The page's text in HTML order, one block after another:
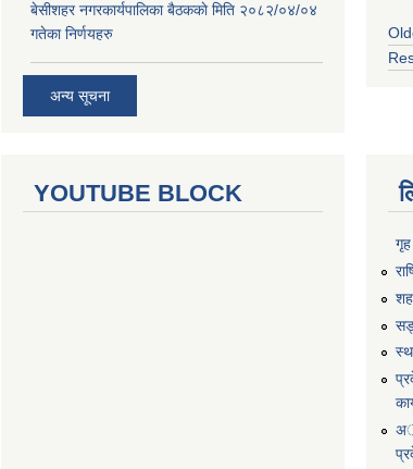
बे‍‍सीशहर नगरकार्यपालिका बैठककाे मिति २०८२/०४/०४
गतेका निर्णयहरु
अन्य सूचना
YOUTUBE BLOCK
गृह